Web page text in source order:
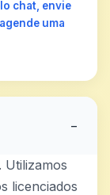
chat, envie
uma
−
Utilizamos
licenciados